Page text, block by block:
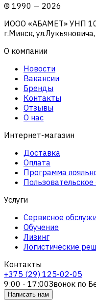
© 1990 — 2026
ИООО «АБАМЕТ» УНП
г.Минск,
О компании
Новости
Вакансии
Бренды
Контакты
Отзывы
О нас
Интернет-магазин
Доставка
Оплата
Программа
Пользовательское
Услуги
Сервисное
Обучение
Лизинг
Логистические
Контакты
+375 (29) 125-02-05
9:00 - 17:00Звонок по
Написать нам